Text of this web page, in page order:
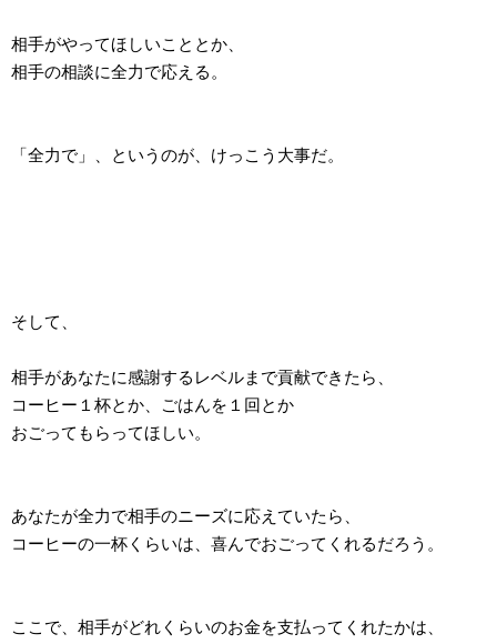
相手がやってほしいこととか、
相手の相談に全力で応える。
「全力で」、というのが、けっこう大事だ。
そして、
相手があなたに感謝するレベルまで貢献できたら、
コーヒー１杯とか、ごはんを１回とか
おごってもらってほしい。
あなたが全力で相手のニーズに応えていたら、
コーヒーの一杯くらいは、喜んでおごってくれるだろう。
ここで、相手がどれくらいのお金を支払ってくれたかは、